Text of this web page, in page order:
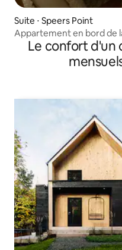
Suite ⋅ Speers Point
Appartement en bord de
Le confort d'un